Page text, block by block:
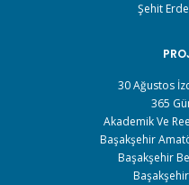
Şehit
30 Ağustos
365
Akademik Ve
Başakşehir
Başakşehir